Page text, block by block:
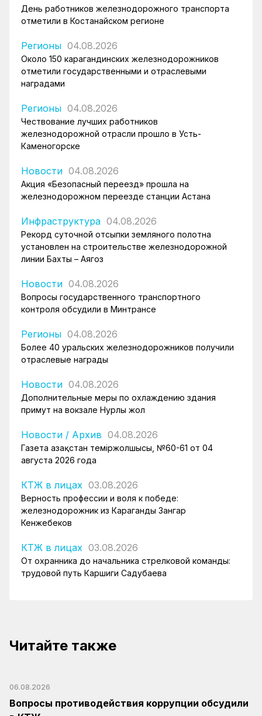
День работников железнодорожного транспорта
отметили в Костанайском регионе
Регионы 04.08.2026
Около 150 карагандинских железнодорожников
отметили государственными и отраслевыми
наградами
Регионы 04.08.2026
Чествование лучших работников
железнодорожной отрасли прошло в Усть-
Каменогорске
Новости 04.08.2026
Акция «Безопасный переезд» прошла на
железнодорожном переезде станции Астана
Инфраструктура 04.08.2026
Рекорд суточной отсыпки земляного полотна
установлен на строительстве железнодорожной
линии Бахты – Аягоз
Новости 04.08.2026
Вопросы государственного транспортного
контроля обсудили в Минтрансе
Регионы 04.08.2026
Более 40 уральских железнодорожников получили
отраслевые награды
Новости 04.08.2026
Дополнительные меры по охлаждению здания
примут на вокзале Нурлы жол
Новости / Архив 04.08.2026
Газета Қазақстан теміржолшысы, №60-61 от 04
августа 2026 года
КТЖ в лицах 03.08.2026
Верность профессии и воля к победе:
железнодорожник из Караганды Зангар
Кенжебеков
КТЖ в лицах 03.08.2026
От охранника до начальника стрелковой команды:
трудовой путь Каршиги Садубаева
Читайте также
06.08.2026
Вопросы противодействия коррупции обсудили